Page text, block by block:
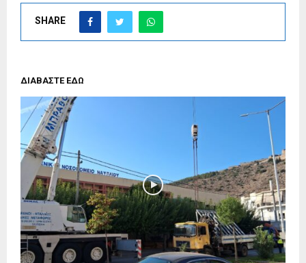
SHARE
ΔΙΑΒΑΣΤΕ ΕΔΩ